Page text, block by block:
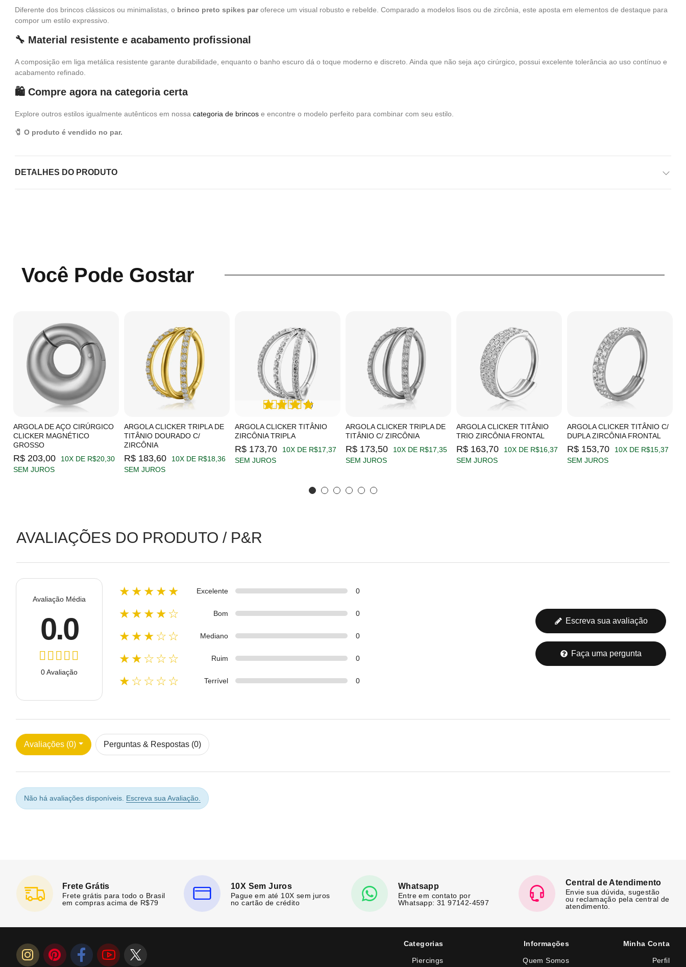
Diferente dos brincos clássicos ou minimalistas, o brinco preto spikes paroferece um visual robusto e rebelde. Comparado a modelos lisos ou de zircônia, este aposta em elementos de destaque para
compor um estilo expressivo.
🔧 Material resistente e acabamento profissional
A composição em liga metálica resistente garante durabilidade, enquanto o banho escuro dá o toque moderno e discreto. Ainda que não seja aço cirúrgico, possui excelente tolerância ao uso contínuo e
acabamento refinado.
🛍️ Compre agora na categoria certa
Explore outros estilos igualmente autênticos em nossa categoria de brincos e encontre o modelo perfeito para combinar com seu estilo.
🧷 O produto é vendido no par.
DETALHES DO PRODUTO
Você Pode Gostar
ARGOLA DE AÇO CIRÚRGICO
CLICKER MAGNÉTICO
GROSSO
R$ 203,00
10X DE R$20,30
SEM JUROS
ARGOLA CLICKER TRIPLA DE
TITÂNIO DOURADO C/
ZIRCÔNIA
R$ 183,60
10X DE R$18,36
SEM JUROS
ARGOLA CLICKER TITÂNIO
ZIRCÔNIA TRIPLA
(1)
R$ 173,70
10X DE R$17,37
SEM JUROS
ARGOLA CLICKER TRIPLA DE
TITÂNIO C/ ZIRCÔNIA
R$ 173,50
10X DE R$17,35
SEM JUROS
ARGOLA CLICKER TITÂNIO
TRIO ZIRCÔNIA FRONTAL
R$ 163,70
10X DE R$16,37
SEM JUROS
ARGOLA CLICKER TITÂNIO C/
DUPLA ZIRCÔNIA FRONTAL
R$ 153,70
10X DE R$15,37
SEM JUROS
AVALIAÇÕES DO PRODUTO / P&R
Avaliação Média
0.0
0 Avaliação
★★★★★ Excelente 0
★★★★☆ Bom 0
★★★☆☆ Mediano 0
★★☆☆☆ Ruim 0
★☆☆☆☆ Terrível 0
Escreva sua avaliação
Faça uma pergunta
Avaliações (0) Perguntas & Respostas (0)
Não há avaliações disponíveis. Escreva sua Avaliação.
Frete Grátis
Frete grátis para todo o Brasil
em compras acima de R$79
10X Sem Juros
Pague em até 10X sem juros
no cartão de crédito
Whatsapp
Entre em contato por
Whatsapp: 31 97142-4597
Central de Atendimento
Envie sua dúvida, sugestão
ou reclamação pela central de
atendimento.
Categorias
Piercings
Informações
Quem Somos
Minha Conta
Perfil